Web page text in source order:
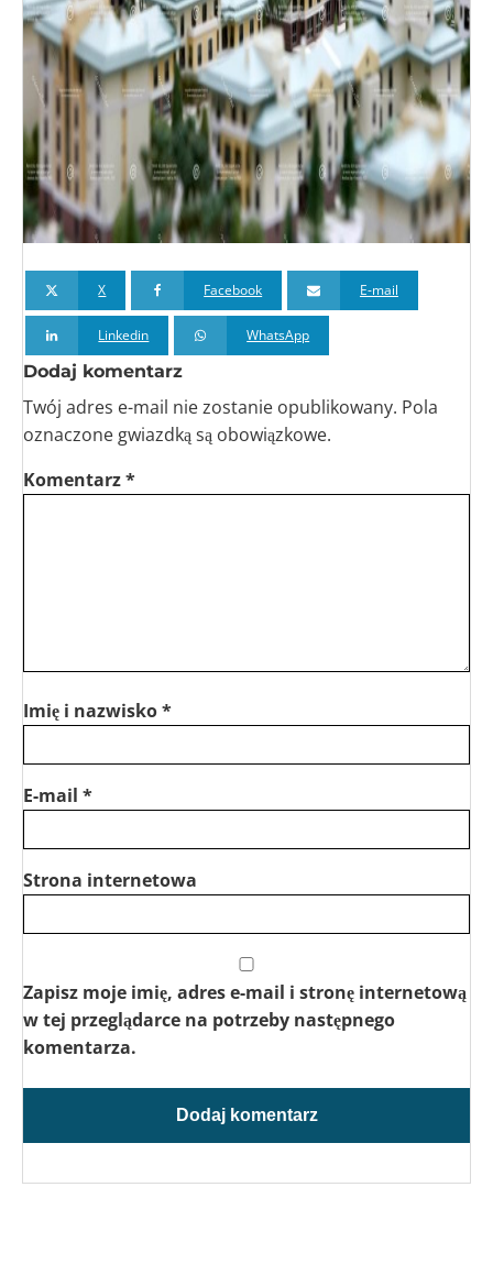
X Facebook E-mail
Linkedin WhatsApp
Dodaj komentarz
Twój adres e-mail nie zostanie opublikowany. Pola
oznaczone gwiazdkąsą obowiązkowe.
Komentarz*
Imię i nazwisko*
E-mail *
Strona internetowa
Zapisz moje imię, adres e-mail i stronę internetową
w tej przeglądarce na potrzeby następnego
komentarza.